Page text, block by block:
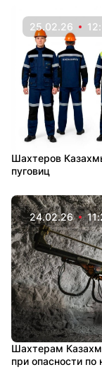
25.02.26
Шахтеров
пуговиц
24.02.26
Шахтерам
при опасности